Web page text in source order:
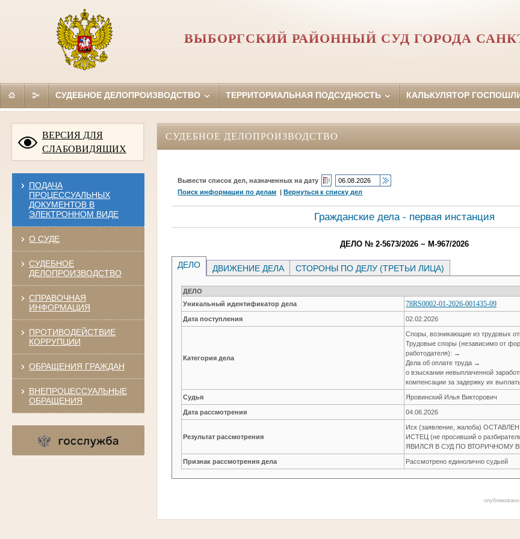
ВЫБОРГСКИЙ РАЙОННЫЙ СУД ГОРОДА
СУДЕБНОЕ ДЕЛОПРОИЗВОДСТВО ТЕРРИТОРИАЛЬНАЯ ПОДСУДНОСТЬ КАЛЬКУЛЯТОР
ВЕРСИЯ ДЛЯ
СЛАБОВИДЯЩИХ
ПОДАЧА
ПРОЦЕССУАЛЬНЫХ
ДОКУМЕНТОВ В
ЭЛЕКТРОННОМ ВИДЕ
О СУДЕ
СУДЕБНОЕ
ДЕЛОПРОИЗВОДСТВО
СПРАВОЧНАЯ
ИНФОРМАЦИЯ
ПРОТИВОДЕЙСТВИЕ
КОРРУПЦИИ
ОБРАЩЕНИЯ ГРАЖДАН
ВНЕПРОЦЕССУАЛЬНЫЕ
ОБРАЩЕНИЯ
СУДЕБНОЕ ДЕЛОПРОИЗВОДСТВО
Вывести список дел, назначенных на дату
Поиск информации по делам |Вернуться к списку дел
Гражданские дела - первая инстанция
ДЕЛО № 2-5673/2026 ~ М-967/2026
ДЕЛО ДВИЖЕНИЕ ДЕЛА СТОРОНЫ ПО ДЕЛУ (ТРЕТЬИ ЛИЦА)
ДЕЛО
Уникальный идентификатор дела
78RS0002-01-2026-001435-09
Дата поступления 02.02.2026
Категория дела
Споры, возникающие из трудовых
Трудовые споры (независимо от
работодателя): →
Дела об оплате труда →
о взыскании невыплаченной
компенсации за задержку их
Судья Яровинский Илья Викторович
Дата рассмотрения 04.06.2026
Результат рассмотрения
Иск (заявление, жалоба)
ИСТЕЦ (не просивший о
ЯВИЛСЯ В СУД ПО ВТОРИЧНОМУ
Признак рассмотрения дела Рассмотрено единолично судьей